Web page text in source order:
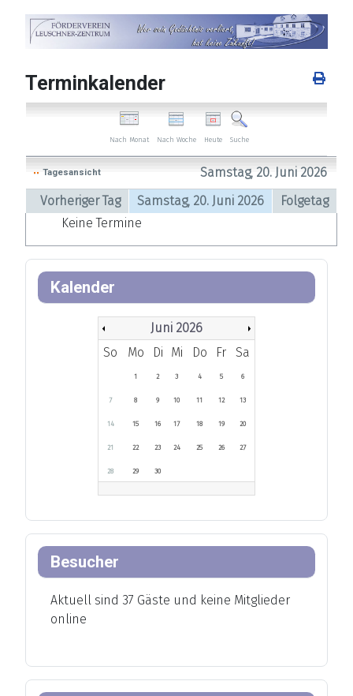
Terminkalender
Nach Monat Nach Woche Heute Suche
Tagesansicht
Samstag, 20. Juni 2026
Vorheriger Tag
Samstag, 20. Juni 2026
Folgetag
Keine Termine
Kalender
Juni 2026
So
Mo Di Mi Do Fr Sa
1 2 3 4 5 6
7 8 9 10 11 12 13
14 15 16 17 18 19 20
21 22 23 24 25 26 27
28 29 30
Besucher
Aktuell sind 37 Gäste und keine Mitglieder
online